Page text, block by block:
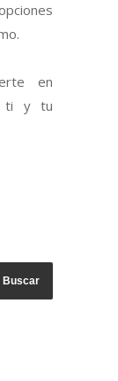
en
ti y tu
una función de